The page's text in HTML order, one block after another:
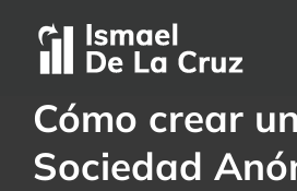
Cómo crear
Sociedad